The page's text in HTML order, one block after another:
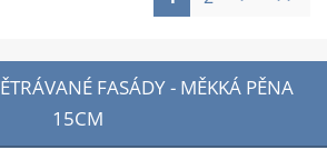
FASÁDY - MĚKKÁ PĚNA
15CM